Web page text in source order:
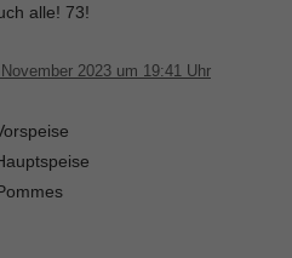
alle! 73!
2023 um 19:41 Uhr